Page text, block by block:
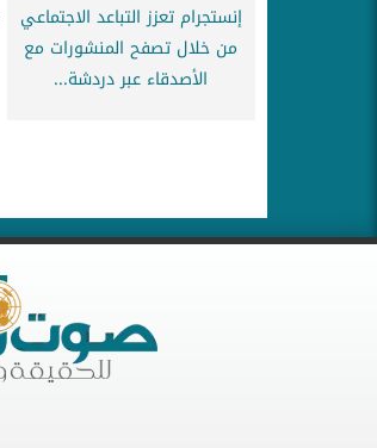
إنستجرام تعزز التباعد الاجتماعي
من خلال تصفح المنشورات مع
الأصدقاء عبر دردشة...